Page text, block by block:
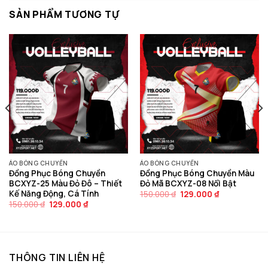
SẢN PHẨM TƯƠNG TỰ
ÁO BÓNG CHUYỀN
Đồng Phục Bóng Chuyền
BCXYZ-25 Màu Đỏ Đô – Thiết
Kế Năng Động, Cá Tính
150.000₫ Giá
129.000 ₫Giá
ÁO BÓNG CHUYỀN
Đồng Phục Bóng Chuyền Màu
Đỏ Mã BCXYZ-08 Nổi Bật
150.000₫ Giá
129.000 ₫Giá
THÔNG TIN LIÊN HỆ